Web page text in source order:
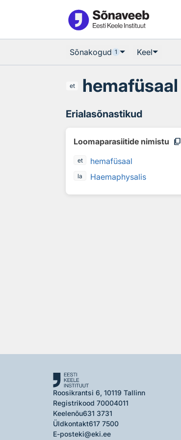
Sõnakogud 1 Keel
et hemafüsaal
Erialasõnastikud
Loomaparasiitide nimistu content_copy
et hemafüsaal
la Haemaphysalis
Roosikrantsi 6, 10119 Tallinn
Registrikood 70004011
Keelenõu631 3731
Üldkontakt617 7500
E-posteki@eki.ee